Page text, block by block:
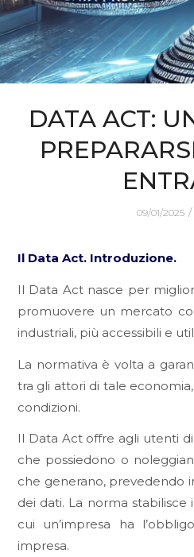
DATA ACT:
09/01/2025 /
Il Data Act. Introduzione.
Il Data Act nasce per
promuovere un mercato
industriali, più accessibili e
La normativa è volta a
tra gli attori di tale
condizioni.
Il Data Act offre agli utenti
che possiedono o
che generano, prevedendo
dei dati. La norma
cui un’impresa ha
impresa.